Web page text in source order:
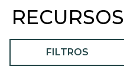
RECURSOS
FILTROS